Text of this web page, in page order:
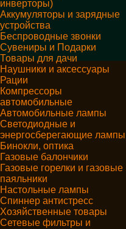
инверторы)
Аккумуляторы и зарядные
устройства
Беспроводные звонки
Сувениры и Подарки
Товары для дачи
Наушники и аксессуары
Рации
Компрессоры
автомобильные
Автомобильные лампы
Светодиодные и
энергосберегающие лампы
Бинокли, оптика
Газовые балончики
Газовые горелки и газовые
паяльники
Настольные лампы
Спиннер антистресс
Хозяйственные товары
Сетевые фильтры и